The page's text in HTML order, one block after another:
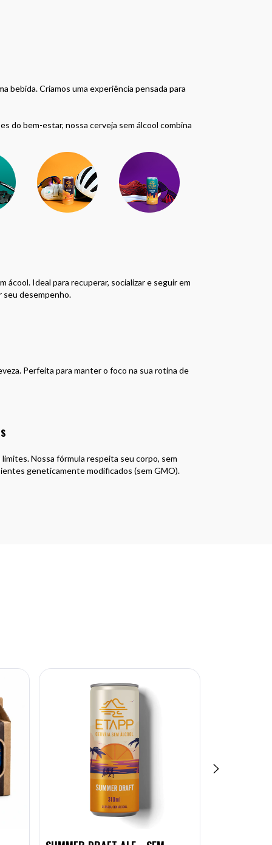
bebida. Criamos uma experiência pensada para
do bem-estar, nossa cerveja sem álcool combina
ácool. Ideal para recuperar, socializar e seguir em
desempenho.
Perfeita para manter o foco na sua rotina de
limites. Nossa fórmula respeita seu corpo, sem
geneticamente modificados (sem GMO).